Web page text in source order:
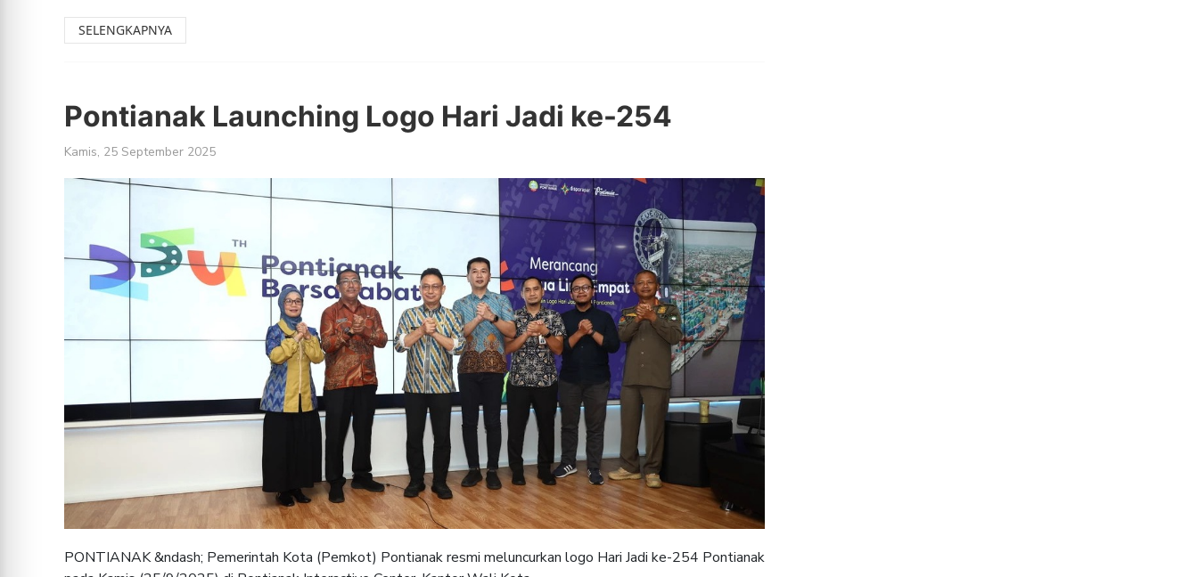
SELENGKAPNYA
Pontianak Launching Logo Hari Jadi ke-254
Kamis, 25 September 2025
PONTIANAK &ndash; Pemerintah Kota (Pemkot) Pontianak resmi meluncurkan logo Hari Jadi ke-254 Pontianak